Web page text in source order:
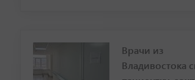
Врачи из
Владивостока